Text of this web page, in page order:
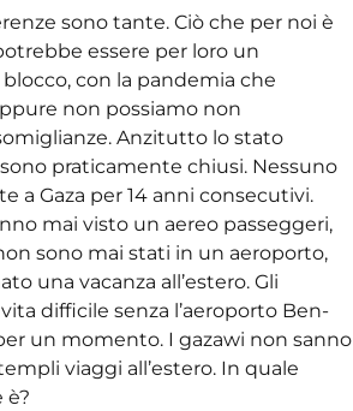
sono tante. Ciò che per noi è
essere per loro un
con la pandemia che
non possiamo non
Anzitutto lo stato
sono praticamente chiusi. Nessuno
a Gaza per 14 anni consecutivi.
mai visto un aereo passeggeri,
sono mai stati in un aeroporto,
una vacanza all’estero. Gli
difficile senza l’aeroporto Ben-
un momento. I gazawi non sanno
viaggi all’estero. In quale
è?